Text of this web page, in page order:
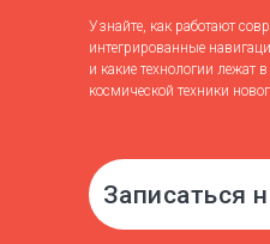
Записаться
Узнайте, как работают
интегрированные
и какие технологии лежат
космической техники